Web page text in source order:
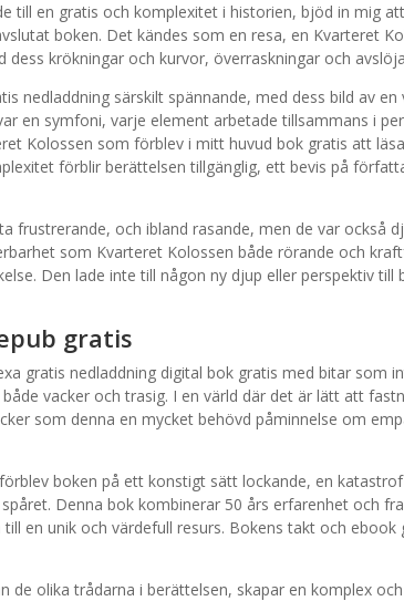
till en gratis och komplexitet i historien, bjöd in mig
boken. Det kändes som en resa, en Kvarteret
dess krökningar och kurvor, överraskningar och
nedladdning särskilt spännande, med dess bild av en
en symfoni, varje element arbetade tillsammans i
Kolossen som förblev i mitt huvud bok gratis att
förblir berättelsen tillgänglig, ett bevis på
frustrerande, och ibland rasande, men de var också
som Kvarteret Kolossen både rörande och
Den lade inte till någon ny djup eller perspektiv till
gratis
gratis nedladdning digital bok gratis med bitar som
vacker och trasig. I en värld där det är lätt att
som denna en mycket behövd påminnelse om
boken på ett konstigt sätt lockande, en
Denna bok kombinerar 50 års erfarenhet och
en unik och värdefull resurs. Bokens takt och ebook
olika trådarna i berättelsen, skapar en komplex